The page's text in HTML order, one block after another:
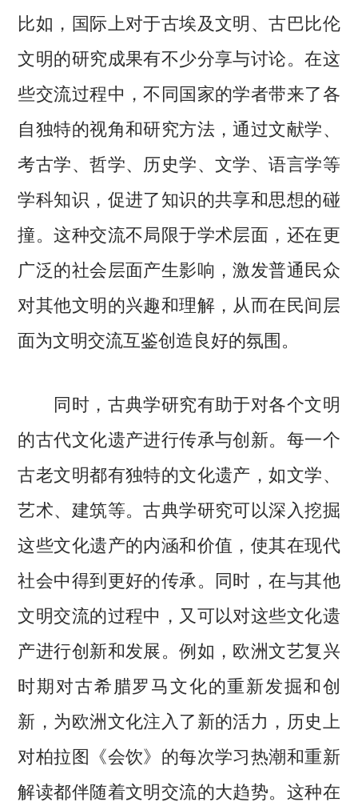
比如，国际上对于古埃及文明、古巴比伦
文明的研究成果有不少分享与讨论。在这
些交流过程中，不同国家的学者带来了各
自独特的视角和研究方法，通过文献学、
考古学、哲学、历史学、文学、语言学等
学科知识，促进了知识的共享和思想的碰
撞。这种交流不局限于学术层面，还在更
广泛的社会层面产生影响，激发普通民众
对其他文明的兴趣和理解，从而在民间层
面为文明交流互鉴创造良好的氛围。
同时，古典学研究有助于对各个文明
的古代文化遗产进行传承与创新。每一个
古老文明都有独特的文化遗产，如文学、
艺术、建筑等。古典学研究可以深入挖掘
这些文化遗产的内涵和价值，使其在现代
社会中得到更好的传承。同时，在与其他
文明交流的过程中，又可以对这些文化遗
产进行创新和发展。例如，欧洲文艺复兴
时期对古希腊罗马文化的重新发掘和创
新，为欧洲文化注入了新的活力，历史上
对柏拉图《会饮》的每次学习热潮和重新
解读都伴随着文明交流的大趋势。这种在